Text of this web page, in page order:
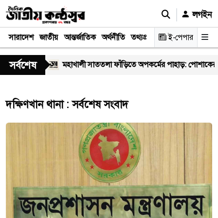
লগইন
সারাদেশ জাতীয় আন্তর্জাতিক অর্থনীতি তথ্যপ্রযুক্তি স্বাস্থ্য আইন-
ই-পেপার
সর্বশেষ মহাখালী সাততলা ফাঁড়িতে অপকর্মের পাহাড়: পোশাকের
দক্ষিণখান থানা : সর্বশেষ সংবাদ